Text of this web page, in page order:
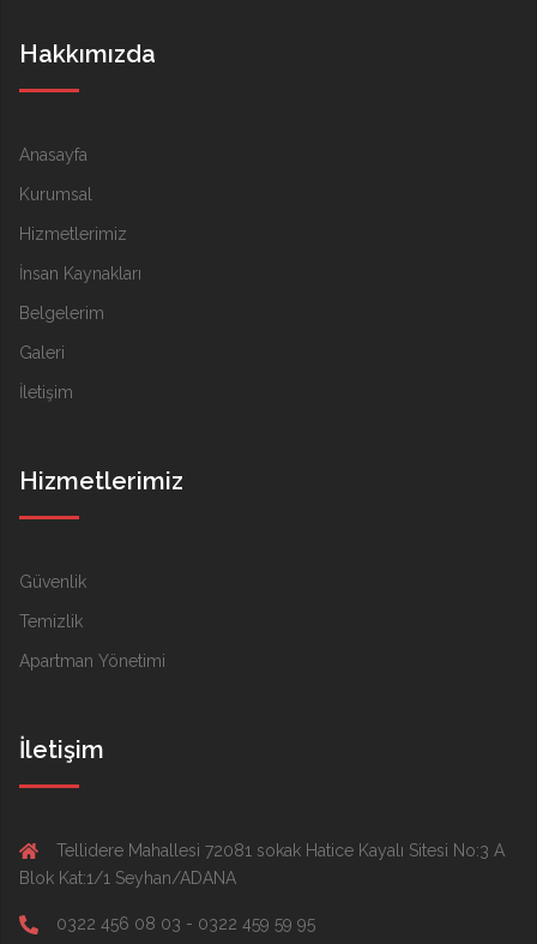
Hakkımızda
Anasayfa
Kurumsal
Hizmetlerimiz
İnsan Kaynakları
Belgelerim
Galeri
İletişim
Hizmetlerimiz
Güvenlik
Temizlik
Apartman Yönetimi
İletişim
Tellidere Mahallesi 72081 sokak Hatice Kayalı Sitesi No:3 A
Blok Kat:1/1 Seyhan/ADANA
0322 456 08 03 - 0322 459 59 95